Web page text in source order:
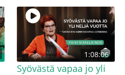
1:08:06
Syövästä vapaa jo yli